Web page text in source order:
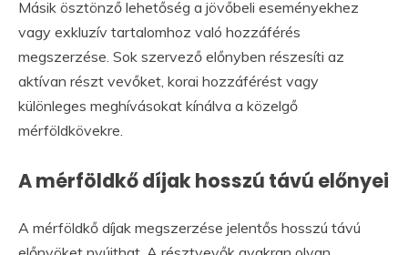
Másik ösztönző lehetőség a jövőbeli eseményekhez
vagy exkluzív tartalomhoz való hozzáférés
megszerzése. Sok szervező előnyben részesíti az
aktívan részt vevőket, korai hozzáférést vagy
különleges meghívásokat kínálva a közelgő
mérföldkövekre.
A mérföldkő díjak hosszú távú előnyei
A mérföldkő díjak megszerzése jelentős hosszú távú